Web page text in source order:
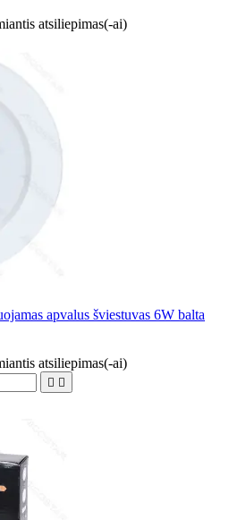
atsiliepimas(-ai)
apvalus šviestuvas 6W balta
atsiliepimas(-ai)
 